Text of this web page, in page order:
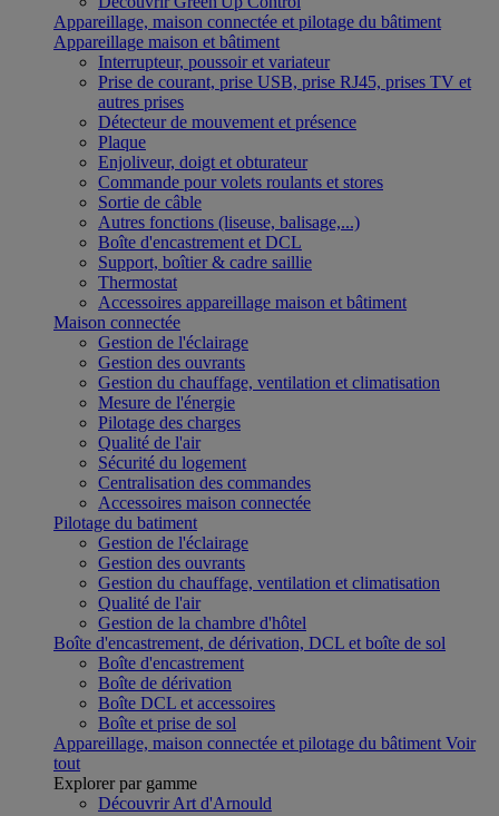
Appareillage, maison connectée et pilotage du bâtiment
Appareillage maison et bâtiment
Interrupteur, poussoir et variateur
Prise de courant, prise USB, prise RJ45, prises TV et
autres prises
Détecteur de mouvement et présence
Plaque
Enjoliveur, doigt et obturateur
Commande pour volets roulants et stores
Sortie de câble
Autres fonctions (liseuse, balisage,...)
Boîte d'encastrement et DCL
Support, boîtier & cadre saillie
Thermostat
Accessoires appareillage maison et bâtiment
Maison connectée
Gestion de l'éclairage
Gestion des ouvrants
Gestion du chauffage, ventilation et climatisation
Mesure de l'énergie
Pilotage des charges
Qualité de l'air
Sécurité du logement
Centralisation des commandes
Accessoires maison connectée
Pilotage du batiment
Gestion de l'éclairage
Gestion des ouvrants
Gestion du chauffage, ventilation et climatisation
Qualité de l'air
Gestion de la chambre d'hôtel
Boîte d'encastrement, de dérivation, DCL et boîte de sol
Boîte d'encastrement
Boîte de dérivation
Boîte DCL et accessoires
Boîte et prise de sol
Appareillage, maison connectée et pilotage du bâtiment Voir
tout
Explorer par gamme
Découvrir Art d'Arnould